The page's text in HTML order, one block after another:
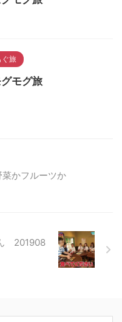
旅
グモグ旅
かフルーツか
201908